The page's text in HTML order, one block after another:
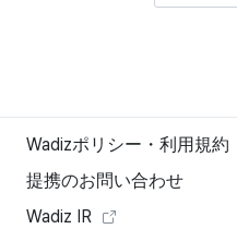
Wadizポリシー・利用規約
提携のお問い合わせ
Wadiz IR